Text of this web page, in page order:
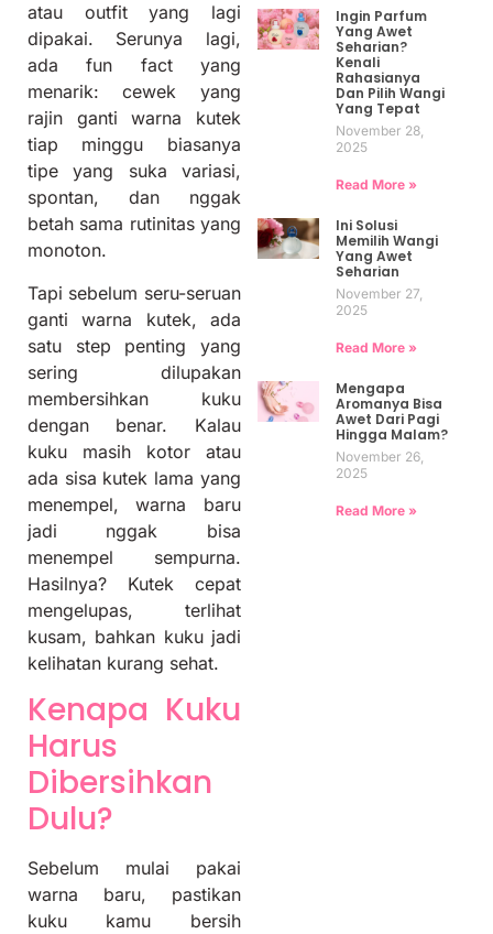
atau outfit yang lagi
dipakai. Serunya lagi,
ada fun fact yang
menarik: cewek yang
rajin ganti warna kutek
tiap minggu biasanya
tipe yang suka variasi,
spontan, dan nggak
betah sama rutinitas yang
monoton.
Tapi sebelum seru-seruan
ganti warna kutek, ada
satu step penting yang
sering dilupakan
membersihkan kuku
dengan benar. Kalau
kuku masih kotor atau
ada sisa kutek lama yang
menempel, warna baru
jadi nggak bisa
menempel sempurna.
Hasilnya? Kutek cepat
mengelupas, terlihat
kusam, bahkan kuku jadi
kelihatan kurang sehat.
Kenapa Kuku
Harus
Dibersihkan
Dulu?
Sebelum mulai pakai
warna baru, pastikan
kuku kamu bersih
Ingin Parfum
Yang Awet
Seharian?
Kenali
Rahasianya
Dan Pilih Wangi
Yang Tepat
November 28,
2025
Read More »
Ini Solusi
Memilih Wangi
Yang Awet
Seharian
November 27,
2025
Read More »
Mengapa
Aromanya Bisa
Awet Dari Pagi
Hingga Malam?
November 26,
2025
Read More »